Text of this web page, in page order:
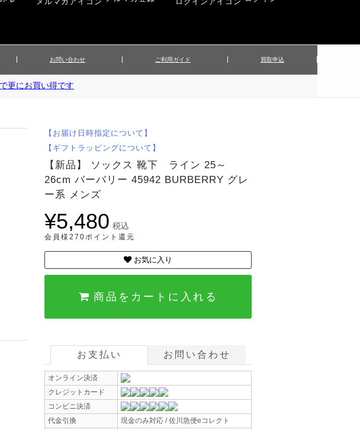
▲傘／日傘
お問い合わせ ご利用ガイド 買取申込
更にお買い得です
【お届け日時指定について】
【ギフトラッピングについて】
【新品】 ソックス 靴下 ライン 25～
26cm バーバリー 45942 BURBERRY グレ
ー系 メンズ
¥5,480 税込
会員様270ポイント還元
お気に入り
商品をカートに入れる
お支払い お問い合わせ
オンライン決済
クレジットカード
コンビニ決済
代金引換
現金のみ対応 / 佐川急便eコレクト